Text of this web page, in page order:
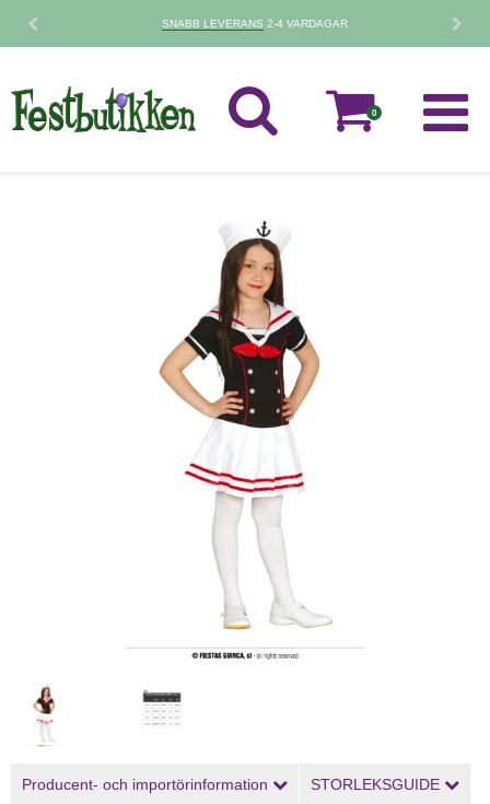
SNABB LEVERANS 2-4 VARDAGAR
0
Producent- och importörinformation STORLEKSGUIDE